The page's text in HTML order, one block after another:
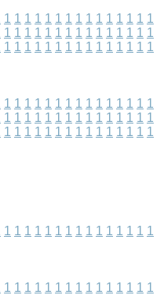
1 1 1 1 1 1 1 1 1 1 1 1 1 1 1
1 1 1 1 1 1 1 1 1 1 1 1 1 1 1
1 1 1 1 1 1 1 1 1 1 1 1 1 1 1
1 1 1 1 1 1 1 1 1 1 1 1 1 1 1
1 1 1 1 1 1 1 1 1 1 1 1 1 1 1
1 1 1 1 1 1 1 1 1 1 1 1 1 1 1
1 1 1 1 1 1 1 1 1 1 1 1 1 1 1
1 1 1 1 1 1 1 1 1 1 1 1 1 1 1